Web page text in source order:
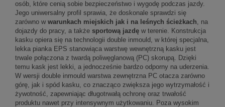
osób, które cenią sobie bezpieczeństwo i wygodę podczas jazdy.
Jego uniwersalny profil sprawia, że doskonale sprawdzi się
zarówno wwarunkach miejskich jak i na leśnych ścieżkach , na
dojazdy do pracy, a także sportową jazdę w terenie. Konstrukcja
kasku opiera się na technologii double inmould, w której specjalna,
lekka pianka EPS stanowiąca warstwę wewnętrzną kasku jest
trwale połączona z twardą poliwęglanową (PC) skorupą. Dzięki
temu kask jest lekki, a jednocześnie bardzo odporny na uderzenia.
W wersji double inmould warstwa zewnętrzna PC otacza zarówno
górę, jak i spód kasku, co znacząco zwiększa jego wytrzymałość i
żywotność, zapewniając długotrwałą ochronę oraz trwałość
produktu nawet przy intensywnym użytkowaniu. Poza wysokim